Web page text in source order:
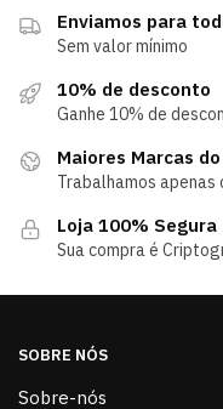
Enviamos para
Sem valor mínimo
10% de desconto
Ganhe 10% de
Maiores Marcas
Trabalhamos apenas
Loja 100% Segura
Sua compra é
SOBRE NÓS
Sobre-nós